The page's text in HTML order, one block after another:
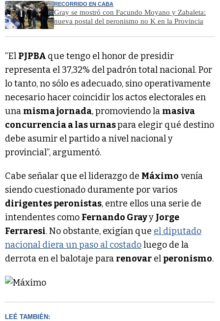
RECORRIDO EN CABA
Gray se mostró con Facundo Moyano y Zabaleta:
nueva postal del peronismo no K en la Provincia
“El PJPBA que tengo el honor de presidir
representa el 37,32% del padrón total nacional. Por
lo tanto, no sólo es adecuado, sino operativamente
necesario hacer coincidir los actos electorales en
una misma jornada, promoviendo la masiva
concurrencia a las urnaspara elegir qué destino
debe asumir el partido a nivel nacional y
provincial”, argumentó.
Cabe señalar que el liderazgo de Máximo venía
siendo cuestionado duramente por varios
dirigentes peronistas, entre ellos una serie de
intendentes como Fernando Grayy Jorge
Ferraresi. No obstante, exigían que el diputado
nacional diera un paso al costadoluego de la
derrota en el balotaje para renovar el peronismo.
LEÉ TAMBIÉN: